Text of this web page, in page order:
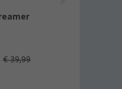
€ 39,99